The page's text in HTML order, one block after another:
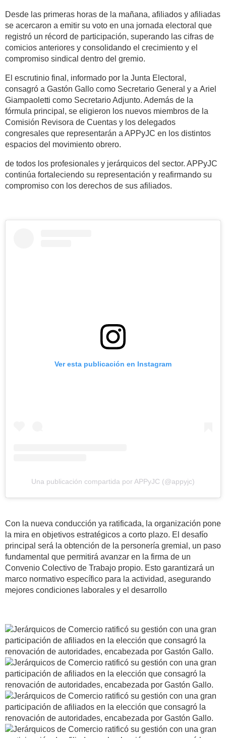
Desde las primeras horas de la mañana, afiliados y afiliadas
se acercaron a emitir su voto en una jornada electoral que
registró un récord de participación, superando las cifras de
comicios anteriores y consolidando el crecimiento y el
compromiso sindical dentro del gremio.
El escrutinio final, informado por la Junta Electoral,
consagró a Gastón Gallo como Secretario General y a Ariel
Giampaoletti como Secretario Adjunto. Además de la
fórmula principal, se eligieron los nuevos miembros de la
Comisión Revisora de Cuentas y los delegados
congresales que representarán a APPyJC en los distintos
espacios del movimiento obrero.
de todos los profesionales y jerárquicos del sector. APPyJC
continúa fortaleciendo su representación y reafirmando su
compromiso con los derechos de sus afiliados.
Ver esta publicación en Instagram
Una publicación compartida por APPyJC (@appyjc)
Con la nueva conducción ya ratificada, la organización pone
la mira en objetivos estratégicos a corto plazo. El desafío
principal será la obtención de la personería gremial , un paso
fundamental que permitirá avanzar en la firma de un
Convenio Colectivo de Trabajo propio. Esto garantizará un
marco normativo específico para la actividad, asegurando
mejores condiciones laborales y el desarrollo